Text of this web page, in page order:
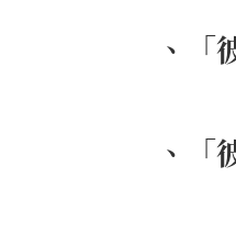
、「
、「